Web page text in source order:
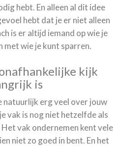
hebt. En alleen al dit idee
hebt dat je er niet alleen
is er altijd iemand op wie je
met wie je kunt sparren.
kijk
is
natuurlijk erg veel over jouw
vak is nog niet hetzelfde als
vak ondernemen kent vele
niet zo goed in bent. En het